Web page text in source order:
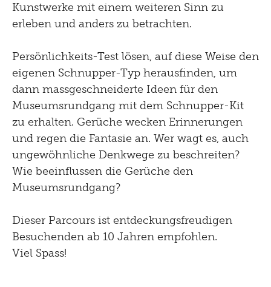
Kunstwerke mit einem weiteren Sinn zu
erleben und anders zu betrachten.
Persönlichkeits-Test lösen, auf diese Weise den
eigenen Schnupper-Typ herausfinden, um
dann massgeschneiderte Ideen für den
Museumsrundgang mit dem Schnupper-Kit
zu erhalten. Gerüche wecken Erinnerungen
und regen die Fantasie an. Wer wagt es, auch
ungewöhnliche Denkwege zu beschreiten?
Wie beeinflussen die Gerüche den
Museumsrundgang?
Dieser Parcours ist entdeckungsfreudigen
Besuchenden ab 10 Jahren empfohlen.
Viel Spass!